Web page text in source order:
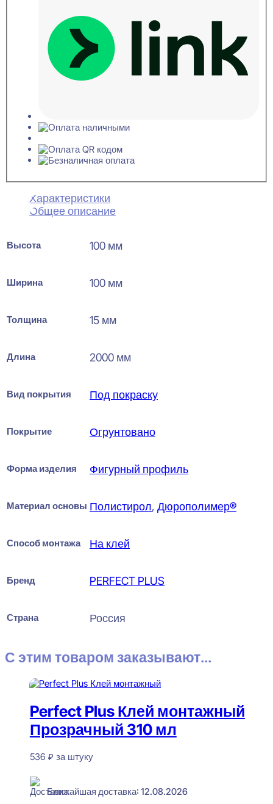
Характеристики
Общее описание
Высота 100 мм
Ширина 100 мм
Толщина 15 мм
Длина 2000 мм
Вид покрытия Под покраску
Покрытие Огрунтовано
Форма изделия Фигурный профиль
Материал основы Полистирол, Дюрополимер®
Способ монтажа На клей
Бренд PERFECT PLUS
Страна Россия
С этим товаром заказывают...
Perfect Plus Клей монтажный
Прозрачный 310 мл
536 ₽ за штуку
Ближайшая доставка: 12.08.2026